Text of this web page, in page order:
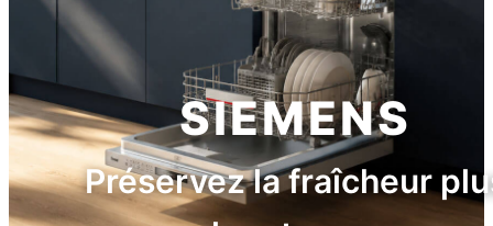
SIEMENS
Préservez la fraîcheur